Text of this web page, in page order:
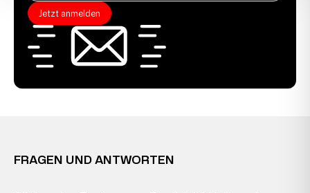
Jetzt anmelden
FRAGEN UND ANTWORTEN